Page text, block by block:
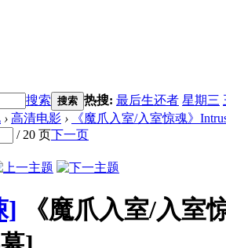
搜索 搜索 热搜: 最后生还者 星期三
› 高清电影 ›
《魔爪入室/入室惊魂》
/ 20 页下一页
]
《魔爪入室/入室